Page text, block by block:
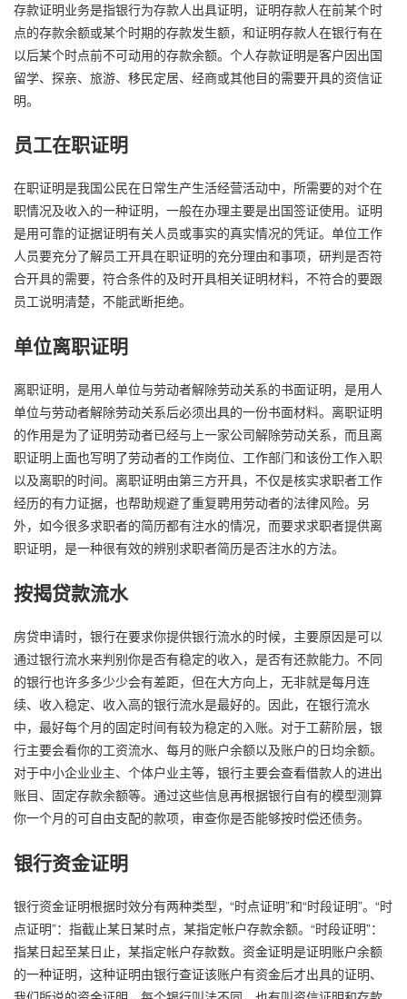
存款证明业务是指银行为存款人出具证明，证明存款人在前某个时
点的存款余额或某个时期的存款发生额，和证明存款人在银行有在
以后某个时点前不可动用的存款余额。个人存款证明是客户因出国
留学、探亲、旅游、移民定居、经商或其他目的需要开具的资信证
明。
员工在职证明
在职证明是我国公民在日常生产生活经营活动中，所需要的对个在
职情况及收入的一种证明，一般在办理主要是出国签证使用。证明
是用可靠的证据证明有关人员或事实的真实情况的凭证。单位工作
人员要充分了解员工开具在职证明的充分理由和事项，研判是否符
合开具的需要，符合条件的及时开具相关证明材料，不符合的要跟
员工说明清楚，不能武断拒绝。
单位离职证明
离职证明，是用人单位与劳动者解除劳动关系的书面证明，是用人
单位与劳动者解除劳动关系后必须出具的一份书面材料。离职证明
的作用是为了证明劳动者已经与上一家公司解除劳动关系，而且离
职证明上面也写明了劳动者的工作岗位、工作部门和该份工作入职
以及离职的时间。离职证明由第三方开具，不仅是核实求职者工作
经历的有力证据，也帮助规避了重复聘用劳动者的法律风险。另
外，如今很多求职者的简历都有注水的情况，而要求求职者提供离
职证明，是一种很有效的辨别求职者简历是否注水的方法。
按揭贷款流水
房贷申请时，银行在要求你提供银行流水的时候，主要原因是可以
通过银行流水来判别你是否有稳定的收入，是否有还款能力。不同
的银行也许多多少少会有差距，但在大方向上，无非就是每月连
续、收入稳定、收入高的银行流水是最好的。因此，在银行流水
中，最好每个月的固定时间有较为稳定的入账。对于工薪阶层，银
行主要会看你的工资流水、每月的账户余额以及账户的日均余额。
对于中小企业业主、个体户业主等，银行主要会查看借款人的进出
账目、固定存款余额等。通过这些信息再根据银行自有的模型测算
你一个月的可自由支配的款项，审查你是否能够按时偿还债务。
银行资金证明
银行资金证明根据时效分有两种类型，“时点证明”和“时段证明”。“时
点证明”：指截止某日某时点，某指定帐户存款余额。“时段证明”：
指某日起至某日止，某指定帐户存款数。资金证明是证明账户余额
的一种证明，这种证明由银行查证该账户有资金后才出具的证明、